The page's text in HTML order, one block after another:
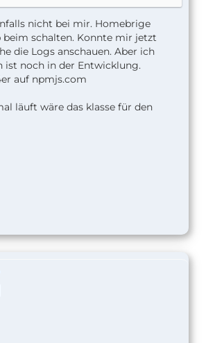
nicht bei mir. Homebrige
beim schalten. Konnte mir jetzt
die Logs anschauen. Aber ich
ist noch in der Entwicklung.
auf npmjs.com
läuft wäre das klasse für den